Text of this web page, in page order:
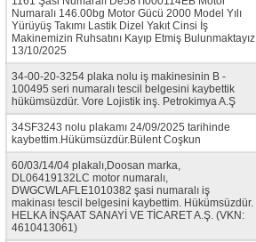
Numaralı 146.00bg Motor Gücü 2000 Model Yılı
Yürüyüş Takımı Lastik Dizel Yakıt Cinsi İş
Makinemizin Ruhsatını Kayıp Etmiş Bulunmaktayız
13/10/2025
34-00-20-3254 plaka nolu iş makinesinin B -
100495 seri numaralı tescil belgesini kaybettik
hükümsüzdür. Vore Lojistik inş. Petrokimya A.Ş
34SF3243 nolu plakamı 24/09/2025 tarihinde
kaybettim.Hükümsüzdür.Bülent Coşkun
60/03/14/04 plakalı,Doosan marka,
DL06419132LC motor numaralı,
DWGCWLAFLE1010382 şasi numaralı iş
makinası tescil belgesini kaybettim. Hükümsüzdür.
HELKA İNŞAAT SANAYİ VE TİCARET A.Ş. (VKN:
4610413061)